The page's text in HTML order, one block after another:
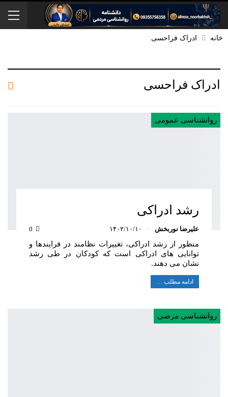
خانه ادراک فراحسی
ادراک فراحسی
روانشناسی عمومی
رشد ادراکی
علیرضا نوربخش ۱۴۰۲/۱۰/۱۰
منظور از رشد ادراکی، تغييرات نظامند در فرايندها و
توانايی های ادراكی است كه كودكان در طی رشد
نشان می دهند.
ادامه مطلب …
روانشناسی مرضی